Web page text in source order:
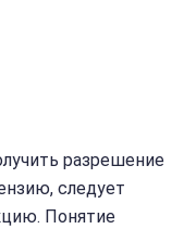
разрешение
следует
Понятие